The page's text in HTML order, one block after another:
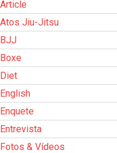
Article
Atos Jiu-Jitsu
BJJ
Boxe
Diet
English
Enquete
Entrevista
Fotos & Vídeos